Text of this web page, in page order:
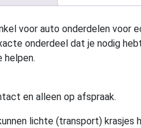
voor auto onderdelen voor
onderdeel dat je nodig
helpen.
en alleen op afspraak.
lichte (transport)